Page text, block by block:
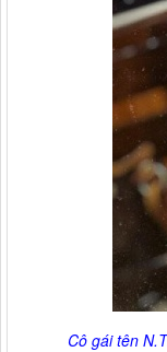
Cô gái tên